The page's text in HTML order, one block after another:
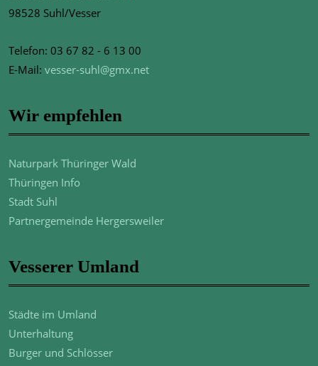
98528 Suhl/Vesser
Telefon: 03 67 82 - 6 13 00
E-Mail: vesser-suhl@gmx.net
Wir empfehlen
Naturpark Thüringer Wald
Thüringen Info
Stadt Suhl
Partnergemeinde Hergersweiler
Vesserer Umland
Städte im Umland
Unterhaltung
Burger und Schlösser